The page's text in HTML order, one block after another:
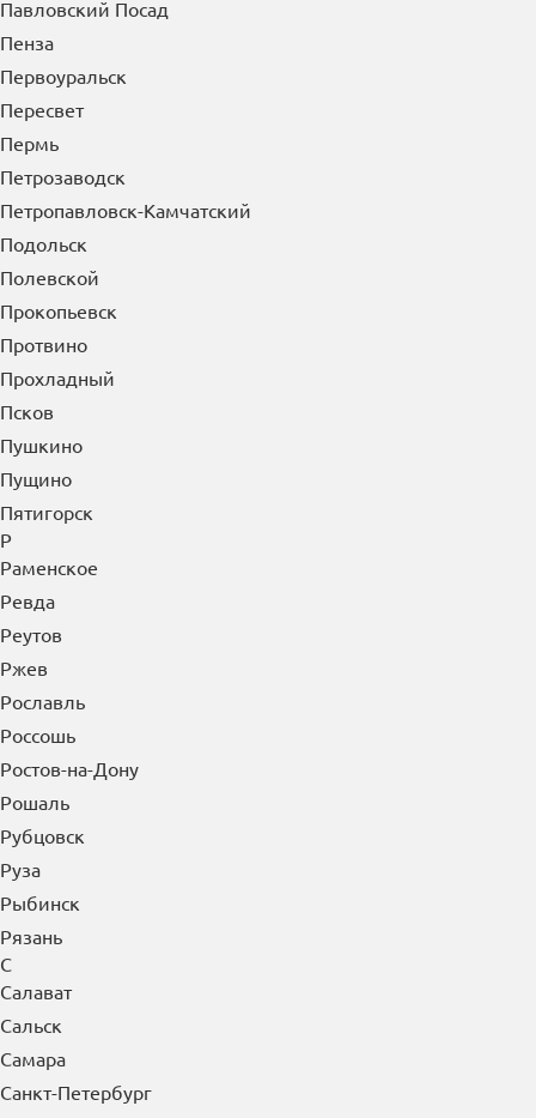
Павловский Посад
Пенза
Первоуральск
Пересвет
Пермь
Петрозаводск
Петропавловск-Камчатский
Подольск
Полевской
Прокопьевск
Протвино
Прохладный
Псков
Пушкино
Пущино
Пятигорск
Р
Раменское
Ревда
Реутов
Ржев
Рославль
Россошь
Ростов-на-Дону
Рошаль
Рубцовск
Руза
Рыбинск
Рязань
С
Салават
Сальск
Самара
Санкт-Петербург